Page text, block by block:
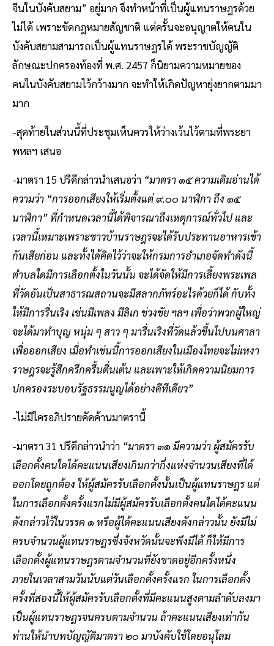
จีนในบังคับสยาม” อยู่มาก จึงทำหน้าที่เป็นผู้แทนราษฎรด้วย
ไม่ได้ เพราะขัดกฎหมายสัญชาติ แต่ครั้นจะอนุญาตให้คนใน
บังคับสยามสามารถเป็นผู้แทนราษฎรได้ พระราชบัญญัติ
ลักษณะปกครองท้องที่ พ.ศ. 2457 ก็นิยามความหมายของ
คนในบังคับสยามไว้กว้างมาก จะทำให้เกิดปัญหายุ่งยากตามมา
มาก
-สุดท้ายในส่วนนี้ที่ประชุมเห็นควรให้ว่างเว้นไว้ตามที่พระยา
พหลฯ เสนอ
-มาตรา 15 ปรีดีกล่าวนำเสนอว่า “มาตรา ๑๕ ความเดิมอ่านได้
ความว่า “การออกเสียงให้เริ่มตั้งแต่ ๙.๐๐ นาฬิกา ถึง ๑๕
นาฬิกา” ที่กำหนดเวลานี้ได้พิจารณาถึงเหตุการณ์ทั่วไป และ
เวลานี้เหมาะเพราะชาวบ้านราษฎรจะได้รับประทานอาหารเช้า
กันเสียก่อน และทั้งได้คิดไว้ว่าจะให้กรมการอำเภอจัดทำดังนี้
ตำบลใดมีการเลือกตั้งในวันนั้น จะได้จัดให้มีการเลี้ยงพระเพล
ที่วัดอันเป็นสาธารณสถานจะมีสลากภัทร์อะไรด้วยก็ได้ กับทั้ง
ให้มีการรื่นเริง เช่นมีเพลง มีลิเก ช่วงชัย ฯลฯ เพื่อว่าพวกผู้ใหญ่
จะได้มาทำบุญ หนุ่ม ๆ สาว ๆ มารื่นเริงที่วัดแล้วขึ้นไปบนศาลา
เพื่อออกเสียง เมื่อทำเช่นนี้การออกเสียงในเมืองไทยจะไม่เหงา
ราษฎรจะรู้สึกครึกครื้นตื่นเต้น และเพาะให้เกิดความนิยมการ
ปกครองระบอบรัฐธรรมนูญได้อย่างดีทีเดียว”
-ไม่มีใครอภิปรายคัดค้านมาตรานี้
-มาตรา 31 ปรีดีกล่าวนำว่า “มาตรา ๓๑ มีความว่า ผู้สมัครรับ
เลือกตั้งคนใดได้คะแนนเสียงเกินกว่ากึ่งแห่งจำนวนเสียงที่ได้
ออกโดยถูกต้อง ให้ผู้สมัครรับเลือกตั้งนั้นเป็นผู้แทนราษฎร แต่
ในการเลือกตั้งครั้งแรกไม่มีผู้สมัครรับเลือกตั้งคนใดได้คะแนน
ดังกล่าวไว้ในวรรค ๑ หรือผู้ได้คะแนนเสียงดังกล่าวนั้น ยังมีไม่
ครบจำนวนผู้แทนราษฎรซึ่งจังหวัดนั้นจะพึงมีได้ ก็ให้มีการ
เลือกตั้งผู้แทนราษฎรตามจำนวนที่ยังขาดอยู่อีกครั้งหนึ่ง
ภายในเวลาสามวันนับแต่วันเลือกตั้งครั้งแรก ในการเลือกตั้ง
ครั้งที่สองนี้ให้ผู้สมัครรับเลือกตั้งที่มีคะแนนสูงตามลำดับลงมา
เป็นผู้แทนราษฎรจนครบตามจำนวน ถ้าคะแนนเสียงเท่ากัน
ท่านให้นำบทบัญญัติมาตรา ๒๐ มาบังคับใช้โดยอนุโลม